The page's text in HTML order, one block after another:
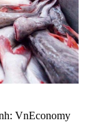
VnEconomy